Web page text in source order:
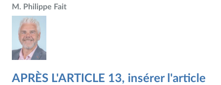
M. Philippe Fait
APRÈS L'ARTICLE 13, insérer l'article